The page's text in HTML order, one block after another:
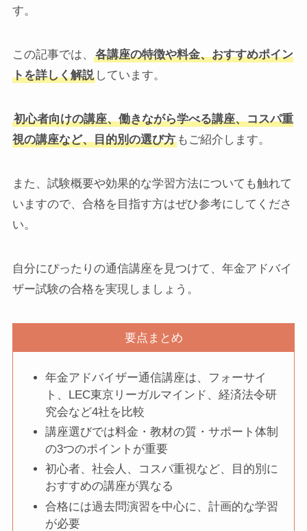
す。
この記事では、
各講座の特徴や料金、おすすめポイン
トを詳しく解説しています。
初心者向けの講座、働きながら学べる講座、コスパ重
視の講座など、目的別の選び方もご紹介します。
また、試験概要や効果的な学習方法についても触れて
いますので、合格を目指す方はぜひ参考にしてくださ
い。
自分にぴったりの通信講座を見つけて、年金アドバイ
ザー試験の合格を実現しましょう。
要点まとめ
年金アドバイザー通信講座は、フォーサイ
ト、LEC東京リーガルマインド、経済法令研
究会など4社を比較
講座選びでは料金・教材の質・サポート体制
の3つのポイントが重要
初心者、社会人、コスパ重視など、目的別に
おすすめの講座が異なる
合格には過去問演習を中心に、計画的な学習
が必要